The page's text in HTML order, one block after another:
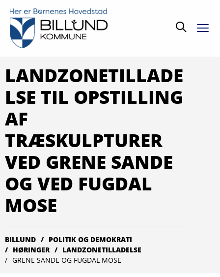
Søg
LANDZONETILLADE
LSE TIL OPSTILLING
AF
TRÆSKULPTURER
VED GRENE SANDE
OG VED FUGDAL
MOSE
BILLUND
POLITIK OG DEMOKRATI
HØRINGER
LANDZONETILLADELSE
GRENE SANDE OG FUGDAL MOSE